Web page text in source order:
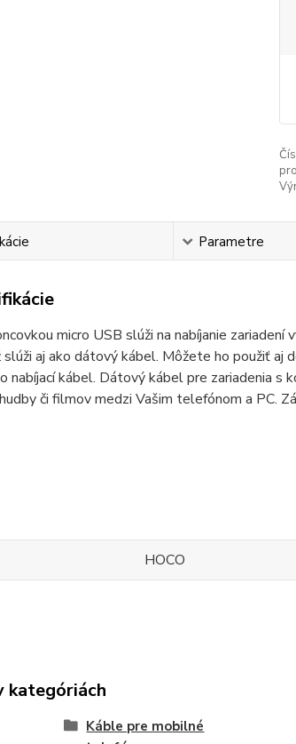
Parametre
micro USB slúži na nabíjanie
aj ako dátový kábel. Môžete ho použiť
nabíjací kábel. Dátový kábel pre zariadenia
či filmov medzi Vašim telefónom a PC.
HOCO
kategóriách
Káble pre mobilné